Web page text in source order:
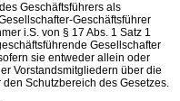
Geschäftsführers als
Geschäftsführer
i.S. von § 17 Abs. 1 Satz 1
Gesellschafter
sie entweder allein oder
Vorstandsmitgliedern über die
Schutzbereich des Gesetzes.